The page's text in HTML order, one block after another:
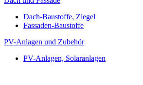
Dach-Baustoffe, Ziegel
Fassaden-Baustoffe
PV-Anlagen und Zubehör
PV-Anlagen, Solaranlagen